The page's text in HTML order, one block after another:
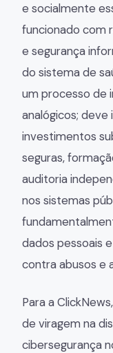
e socialmente
funcionado com
e segurança
do sistema de
um processo de
analógicos; deve
investimentos
seguras,
auditoria
nos sistemas
dados pessoais
contra abusos e
Para a
de viragem na
cibersegurança